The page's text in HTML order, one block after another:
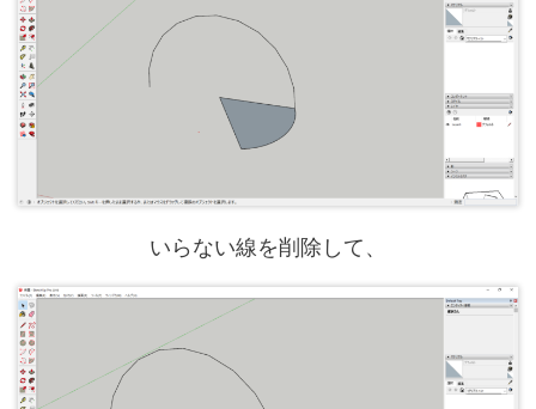
いらない線を削除して、